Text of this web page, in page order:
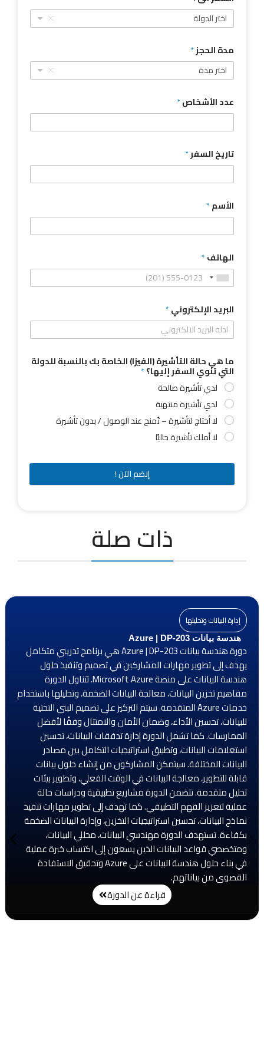
اختر الدولة
مدة الحجز*
اختر مدة
عدد الأشخاص*
تاريخ السفر*
الأسم*
الهاتف*
البريد الإلكتروني*
ما هي حالة التأشيرة (الفيزا) الخاصة بك بالنسبة للدولة
التي تنوي السفر إليها؟*
لدي تأشيرة صالحة
لدي تأشيرة منتهية
لا أحتاج لتأشيرة – تُمنح عند الوصول / بدون تأشيرة
لا أملك تأشيرة حاليًا
إنضم الآن !
ذات صلة
إدارة البيانات وتحليلها
هندسة بيانات Azure | DP-203
دورة هندسة بيانات Azure | DP-203 هي برنامج تدريبي متكامل
يهدف إلى تطوير مهارات المشاركين في تصميم وتنفيذ حلول
هندسة البيانات على منصة Microsoft Azure. تتناول الدورة
مفاهيم تخزين البيانات، معالجة البيانات الضخمة، وتحليلها باستخدام
خدمات Azure المتقدمة. سيتم التركيز على تصميم البنى التحتية
للبيانات، تحسين الأداء، وضمان الأمان والامتثال وفقًا لأفضل
الممارسات. كما تشمل الدورة إدارة تدفقات البيانات، تحسين
استعلامات البيانات، وتطبيق استراتيجيات التكامل بين مصادر
البيانات المختلفة. سيتمكن المشاركون من إنشاء حلول بيانات
قابلة للتطوير، معالجة البيانات في الوقت الفعلي، وتطوير بيئات
تحليل متقدمة. تتضمن الدورة مشاريع تطبيقية ودراسات حالة
عملية لتعزيز الفهم التطبيقي. كما تهدف إلى تطوير مهارات تنفيذ
نماذج البيانات، تحسين استراتيجيات التخزين، وإدارة البيانات الضخمة
بكفاءة. تستهدف الدورة مهندسي البيانات، محللي البيانات،
ومتخصصي قواعد البيانات الذين يسعون إلى اكتساب خبرة عملية
في بناء حلول هندسة البيانات على Azure وتحقيق الاستفادة
القصوى من بياناتهم.
قراءة عن الدورة